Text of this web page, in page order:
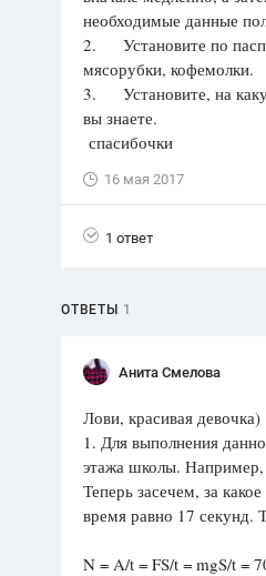
Вузы
Олимпиады
ответа
1551 ответ
ответов
необходимые данные
2. Установите по
мясорубки, кофемолки.
3. Установите, на
вы знаете.
спасибочки
16 мая 2017
1 ответ
ОТВЕТЫ 1
Анита Смелова
Лови, красивая девочка)
1. Для выполнения
этажа школы. Например,
Теперь засечем, за
время равно 17 секунд.
N = A/t = FS/t = mgS/t =